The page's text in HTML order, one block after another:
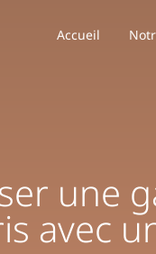
Accueil
Accueil
une
avec